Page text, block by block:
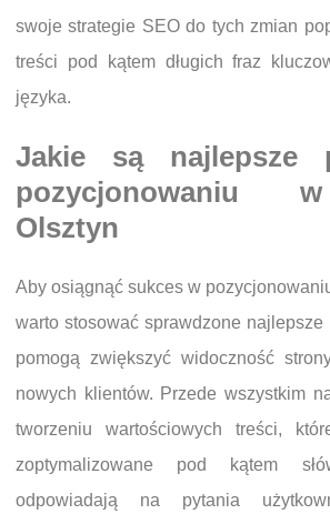
swoje strategie SEO do tych zmian
treści pod kątem długich fraz
języka.
Jakie są najlepsze
pozycjonowaniu
Olsztyn
Aby osiągnąć sukces w
warto stosować sprawdzone najlepsze
pomogą zwiększyć widoczność
nowych klientów. Przede wszystkim
tworzeniu wartościowych treści,
zoptymalizowane pod kątem
odpowiadają na pytania